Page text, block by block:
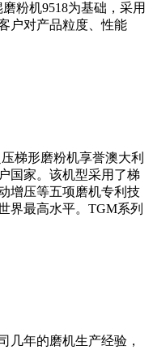
粉机9518为基础，采用
户对产品粒度、性能
梯形磨粉机享誉澳大利
国家。该机型采用了梯
增压等五项磨机专利技
界最高水平。TGM系列
几年的磨机生产经验，